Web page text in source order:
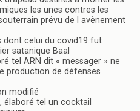
les unes contres les
prévu de l avènement
celui du covid19 fut
satanique Baal
tel ARN dit « messager » ne
production de défenses
modifié
élaboré tel un cocktail